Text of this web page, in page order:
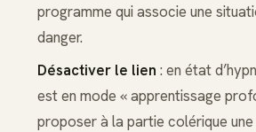
programme qui associe une
danger.
Désactiver le lien : en état
est en mode « apprentissage
proposer à la partie colérique